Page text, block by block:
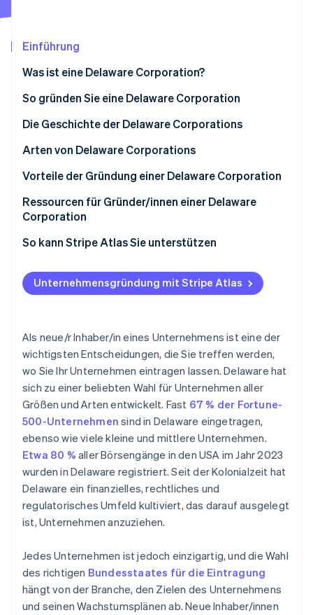
CO₂-Entnahme
Identity
Online-Identitätsprüfung
Erfahren Sie, wie Stripe Lösungen für die
Einführung
Was ist eine Delaware Corporation?
So gründen Sie eine Delaware Corporation
1. Name der Gesellschaft wählen
2. Gesellschaftsvertrag einreichen
3. Ernennen Sie ein/e registrierte/n Vertreter/in
4. Satzung verfassen
5. Erforderliche Lizenzen und Genehmigungen
einholen
6. Eine konstituierende Vorstandssitzung abhalten
7. Aktien ausgeben
Die Geschichte der Delaware Corporations
Arten von Delaware Corporations
Vorteile der Gründung einer Delaware Corporation
Unternehmensfreundliches Rechtssystem
Flexibles Gesellschaftsrecht
Niedrige Körperschaftssteuern
Datenschutz
Reputation
Ressourcen für Gründer/innen einer Delaware
Corporation
So kann Stripe Atlas Sie unterstützen
Bei Atlas eine Unternehmensgründung beantragen
Zahlungen und Bankgeschäfte vor Erhalt der EIN-
Gründungsaktien ohne Einsatz eigener Mittel
erwerben
Automatische Einreichung des 83(b)-
Steuerformulars
Hochwertige rechtliche Unternehmensdokumente
Ein Jahr Stripe Payments kostenlos, plus
Partnergutschriften und Rabatte im Wert von
50.000 USD
Unternehmensgründung mit Stripe Atlas
Als neue/r Inhaber/in eines Unternehmens ist eine der
wichtigsten Entscheidungen, die Sie treffen werden,
wo Sie Ihr Unternehmen eintragen lassen. Delaware hat
sich zu einer beliebten Wahl für Unternehmen aller
Größen und Arten entwickelt. Fast 67 % der Fortune-
500-Unternehmen sind in Delaware eingetragen,
ebenso wie viele kleine und mittlere Unternehmen.
Etwa 80 % aller Börsengänge in den USA im Jahr 2023
wurden in Delaware registriert. Seit der Kolonialzeit hat
Delaware ein finanzielles, rechtliches und
regulatorisches Umfeld kultiviert, das darauf ausgelegt
ist, Unternehmen anzuziehen.
Jedes Unternehmen ist jedoch einzigartig, und die Wahl
des richtigen Bundesstaates für die Eintragung
hängt von der Branche, den Zielen des Unternehmens
und seinen Wachstumsplänen ab. Neue Inhaber/innen